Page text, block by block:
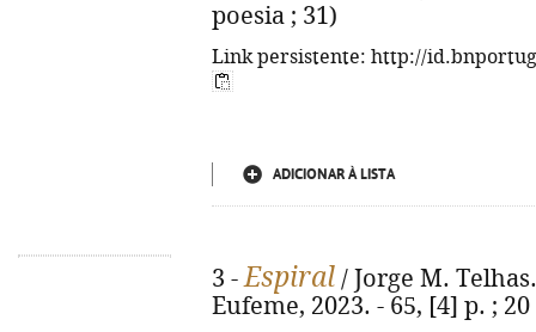
poesia ; 31)
Link persistente: http://
ADICIONAR À LISTA
3 -Espiral / Jorge M.
Eufeme, 2023. - 65, [4] p. ;